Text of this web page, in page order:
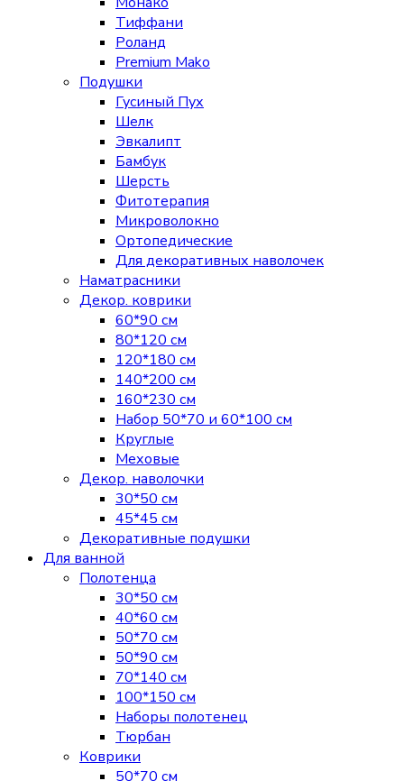
Тиффани
Роланд
Premium Mako
Подушки
Гусиный Пух
Шелк
Эвкалипт
Бамбук
Шерсть
Фитотерапия
Микроволокно
Ортопедические
Для декоративных наволочек
Наматрасники
Декор. коврики
60*90 см
80*120 см
120*180 см
140*200 см
160*230 см
Набор 50*70 и 60*100 см
Круглые
Меховые
Декор. наволочки
30*50 см
45*45 см
Декоративные подушки
Для ванной
Полотенца
30*50 см
40*60 см
50*70 см
50*90 см
70*140 см
100*150 см
Наборы полотенец
Тюрбан
Коврики
50*70 см